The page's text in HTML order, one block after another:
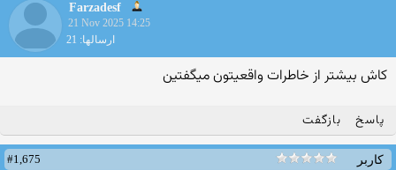
Farzadesf
21 Nov 2025 14:25
ارسالها: 21
کاش بیشتر از خاطرات واقعیتون میگفتین
پاسخ بازگفت
کاربر
#1,675